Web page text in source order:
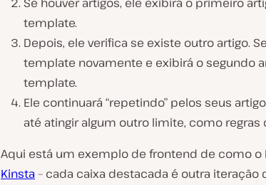
template.
Depois, ele verifica se existe outro artigo.
template novamente e exibirá o segundo
template.
Ele continuará “repetindo” pelos seus
até atingir algum outro limite, como regras
Aqui está um exemplo de frontend de como o
Kinsta– cada caixa destacada é outra iteração